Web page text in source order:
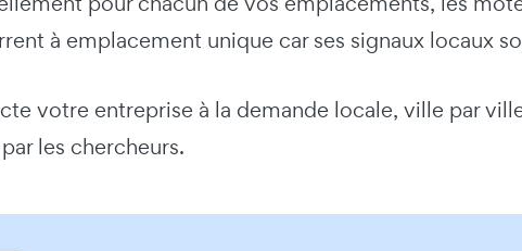
à emplacement unique car ses signaux locaux
votre entreprise à la demande locale, ville par
les chercheurs.